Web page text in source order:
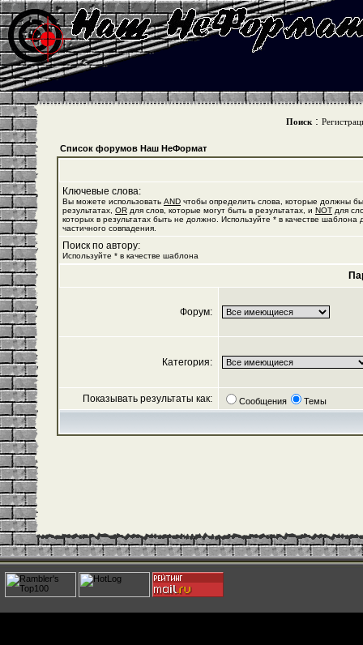
Поиск :
Список форумов Наш НеФормат
Ключевые слова:
Вы можете использовать AND чтобы определить слова, которые должны
результатах, OR для слов, которые могут быть в результатах, и NOT для
которых в результатах быть не должно. Используйте * в качестве шаблона
частичного совпадения.
Поиск по автору:
Используйте * в качестве шаблона
Форум:
Категория:
Показывать результаты как: Сообщения Темы